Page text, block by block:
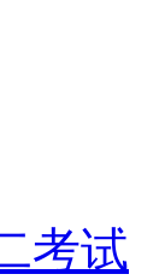
考试